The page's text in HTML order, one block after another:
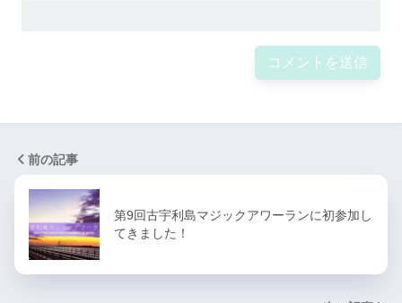
前の記事
第9回古宇利島マジックアワーランに初参加し
てきました！